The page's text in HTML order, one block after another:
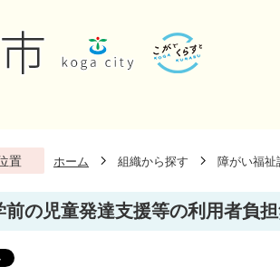
置 ホーム 組織から探す 障がい福祉
前の児童発達支援等の利用者負